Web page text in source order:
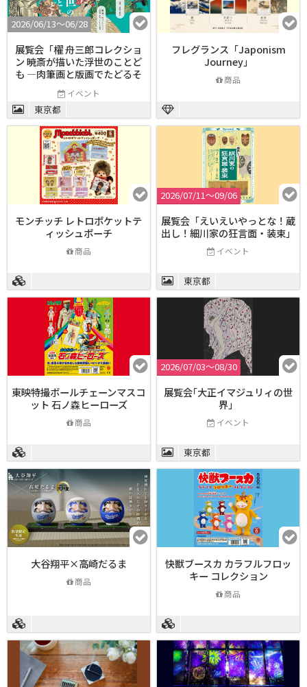
2026/06/13〜06/28
展覧会「櫂 舟三郎コレクショ
ン 暁斎が描いた浮世のことど
も ―肉筆画と版画でたどるそ
イベント
東京都
フレグランス「Japonism
Journey」
商品
モンチッチ レトロポケットテ
ィッシュポーチ
商品
2026/07/11〜09/06
展覧会「えいえいやっとな！蔵
出し！細川家の狂言面・装束」
イベント
東京都
東映特撮ボールチェーンマスコ
ット 石ノ森ヒーローズ
商品
2026/07/03〜08/30
展覧会｢大正イマジュリィの世
界」
イベント
東京都
⼤⾕翔平×⾼崎だるま
商品
快獣ブースカ カラフルフロッ
キー コレクション
商品